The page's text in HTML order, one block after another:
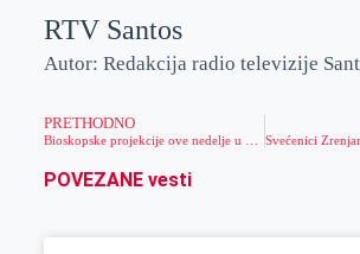
RTV Santos
Autor: Redakcija radio televizije
PRETHODNO
POVEZANE vesti